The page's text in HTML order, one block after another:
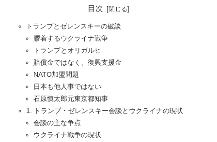
目次
トランプとゼレンスキーの破談
膠着するウクライナ戦争
トランプとオリガルヒ
賠償金ではなく、復興支援金
NATO加盟問題
日本も他人事ではない
石原慎太郎元東京都知事
1. トランプ・ゼレンスキー会談とウクライナの現状
会談の主な争点
ウクライナ戦争の現状